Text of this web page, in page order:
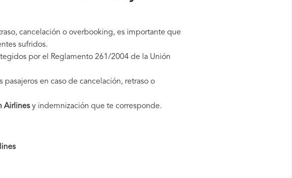
cancelación o overbooking, es importante que
sufridos.
por el Reglamento 261/2004 de la Unión
en caso de cancelación, retraso o
Airlines y indemnización que te corresponde.